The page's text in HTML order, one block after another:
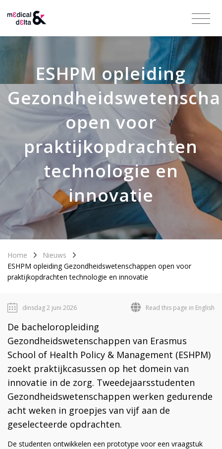
ESHPM opleiding
open voor
praktijkopdrachten
technologie en
innovatie
Home
Nieuws
ESHPM opleiding Gezondheidswetenschappen open voor
praktijkopdrachten technologie en innovatie
dinsdag 2 juni 2026 Read this page in English
De bacheloropleiding
Gezondheidswetenschappen van Erasmus
School of Health Policy & Management (ESHPM)
zoekt praktijkcasussen op het domein van
innovatie in de zorg. Tweedejaarsstudenten
Gezondheidswetenschappen werken gedurende
acht weken in groepjes van vijf aan de
geselecteerde opdrachten.
De studenten ontwikkelen een prototype voor een vraagstuk